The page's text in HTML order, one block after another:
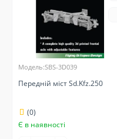
Модель:SBS-3D039
Передній міст Sd.Kfz.250
(0)
Є в наявності